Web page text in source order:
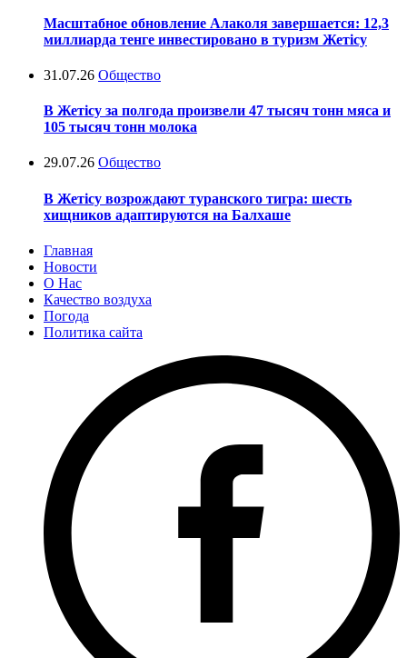
Масштабное обновление Алаколя завершается: 12,3
миллиарда тенге инвестировано в туризм Жетісу
31.07.26 Общество
В Жетісу за полгода произвели 47 тысяч тонн мяса и
105 тысяч тонн молока
29.07.26 Общество
В Жетісу возрождают туранского тигра: шесть
хищников адаптируются на Балхаше
Главная
Новости
О Нас
Качество воздуха
Погода
Политика сайта